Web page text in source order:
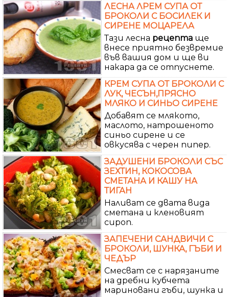
ЛЕСНА ЛРЕМ СУПА ОТ
БРОКОЛИ С БОСИЛЕК И
СИРЕНЕ МОЦАРЕЛА
Тази лесна рецепта ще
внесе приятно безвремие
във вашия дом и ще ви
накара да се отпуснете.
КРЕМ СУПА ОТ БРОКОЛИ С
ЛУК, ЧЕСЪН,ПРЯСНО
МЛЯКО И СИНЬО СИРЕНЕ
Добавят се млякото,
маслото, натрошеното
синьо сирене и се
овкусява с черен пипер.
ЗАДУШЕНИ БРОКОЛИ СЪС
ЗЕХТИН, КОКОСОВА
СМЕТАНА И КАШУ НА
ТИГАН
Наливат се двата вида
сметана и кленовият
сироп.
ЗАПЕЧЕНИ САНДВИЧИ С
БРОКОЛИ, ШУНКА, ГЪБИ И
ЧЕДЪР
Смесват се с нарязаните
на дребни кубчета
мариновани гъби, шунка и